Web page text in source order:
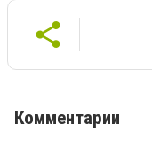
Комментарии